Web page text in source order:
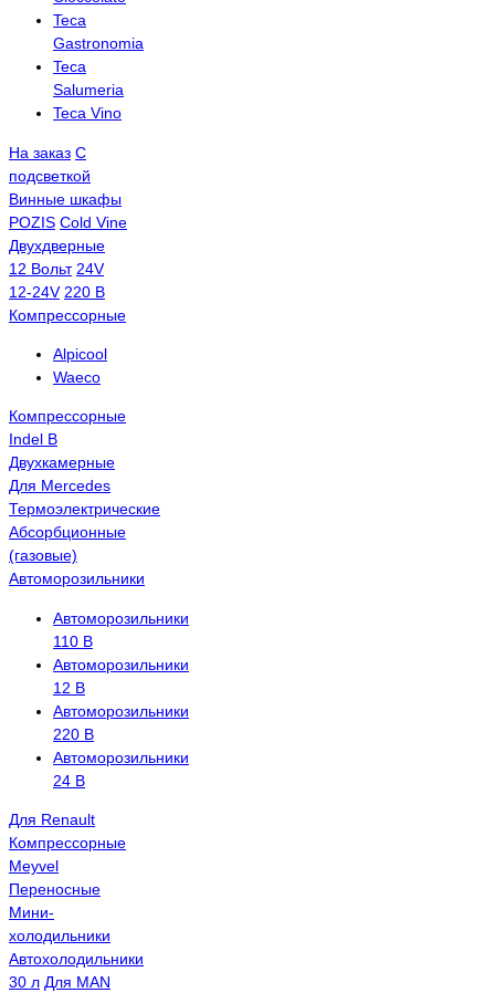
Teca
Gastronomia
Teca
Salumeria
Teca Vino
На заказ С
подсветкой
Винные шкафы
POZIS Сold Vine
Двухдверные
12 Вольт 24V
12-24V 220 В
Компрессорные
Alpicool
Waeco
Компрессорные
Indel B
Двухкамерные
Для Mercedes
Термоэлектрические
Абсорбционные
(газовые)
Автоморозильники
Автоморозильники
110 В
Автоморозильники
12 В
Автоморозильники
220 В
Автоморозильники
24 В
Для Renault
Компрессорные
Meyvel
Переносные
Мини-
холодильники
Автохолодильники
30 л Для MAN